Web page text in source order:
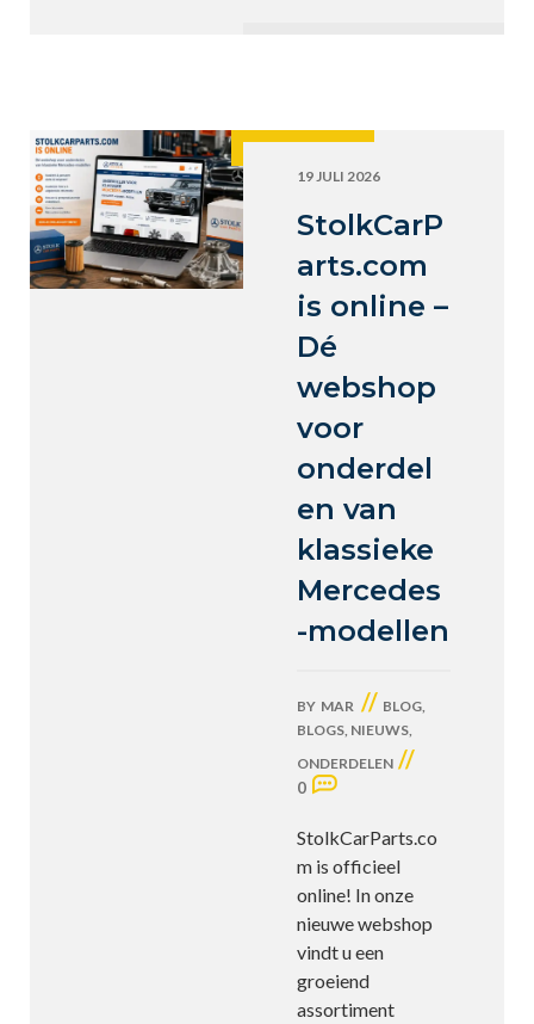
19 JULI 2026
StolkCarP
arts.com
is online –
Dé
webshop
voor
onderdel
en van
klassieke
Mercedes
-modellen
BY MAR // BLOG,
BLOGS, NIEUWS,
ONDERDELEN //
0
StolkCarParts.co
m is officieel
online! In onze
nieuwe webshop
vindt u een
groeiend
assortiment